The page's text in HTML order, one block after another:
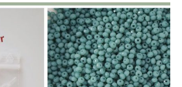
Dieses
Produkt
weist
mehrere
Varianten
auf.
Preisspanne:
12,00 €
bis
13,00 €